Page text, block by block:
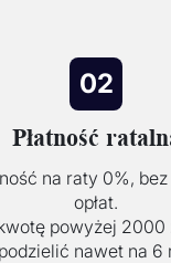
02
Płatność
na raty 0%,
opłat.
powyżej 2000
podzielić nawet na 6